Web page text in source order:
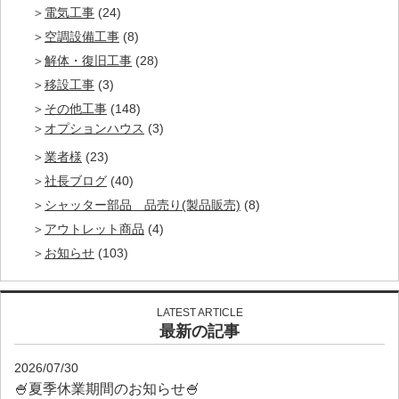
電気工事 (24)
空調設備工事 (8)
解体・復旧工事 (28)
移設工事 (3)
その他工事 (148)
オプションハウス (3)
業者様 (23)
社長ブログ (40)
シャッター部品 品売り(製品販売) (8)
アウトレット商品 (4)
お知らせ (103)
LATEST ARTICLE
最新の記事
2026/07/30
🍧夏季休業期間のお知らせ🍧